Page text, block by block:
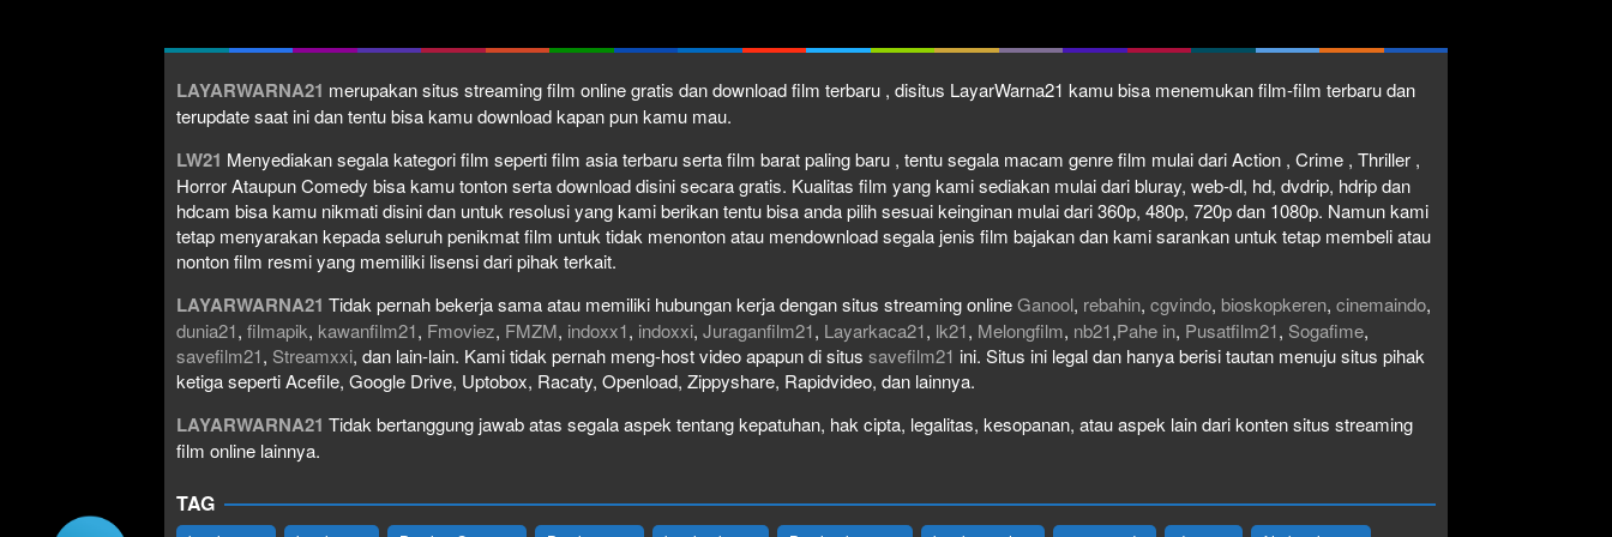
LAYARWARNA21 merupakan situs streaming film online gratis dan download film terbaru , disitus LayarWarna21 kamu bisa menemukan film-film terbaru dan
terupdate saat ini dan tentu bisa kamu download kapan pun kamu mau.
LW21 Menyediakan segala kategori film seperti film asia terbaru serta film barat paling baru , tentu segala macam genre film mulai dari Action , Crime , Thriller ,
Horror Ataupun Comedy bisa kamu tonton serta download disini secara gratis. Kualitas film yang kami sediakan mulai dari bluray, web-dl, hd, dvdrip, hdrip dan
hdcam bisa kamu nikmati disini dan untuk resolusi yang kami berikan tentu bisa anda pilih sesuai keinginan mulai dari 360p, 480p, 720p dan 1080p. Namun kami
tetap menyarakan kepada seluruh penikmat film untuk tidak menonton atau mendownload segala jenis film bajakan dan kami sarankan untuk tetap membeli atau
nonton film resmi yang memiliki lisensi dari pihak terkait.
LAYARWARNA21 Tidak pernah bekerja sama atau memiliki hubungan kerja dengan situs streaming onlineGanool, rebahin, cgvindo, bioskopkeren, cinemaindo,
dunia21, filmapik, kawanfilm21, Fmoviez, FMZM, indoxx1, indoxxi, Juraganfilm21, Layarkaca21, lk21, Melongfilm, nb21,Pahe in, Pusatfilm21, Sogafime,
savefilm21, Streamxxi, dan lain-lain. Kami tidak pernah meng-host video apapun di situs savefilm21 ini. Situs ini legal dan hanya berisi tautan menuju situs pihak
ketiga seperti Acefile, Google Drive, Uptobox, Racaty, Openload, Zippyshare, Rapidvideo, dan lainnya.
LAYARWARNA21 Tidak bertanggung jawab atas segala aspek tentang kepatuhan, hak cipta, legalitas, kesopanan, atau aspek lain dari konten situs streaming
film online lainnya.
TAG